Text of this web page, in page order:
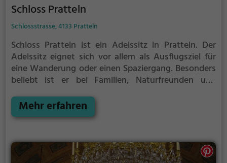
Schloss Pratteln
Schlossstrasse, 4133 Pratteln
Schloss Pratteln ist ein Adelssitz in Pratteln. Der
Adelssitz eignet sich vor allem als Ausflugsziel für
eine Wanderung oder einen Spaziergang. Besonders
beliebt ist er bei Familien, Naturfreunden und
Aspekte aus längst vergangenen Zeiten und bietet
einen kleinen Einblick in die Geschichte.
Mehr erfahren